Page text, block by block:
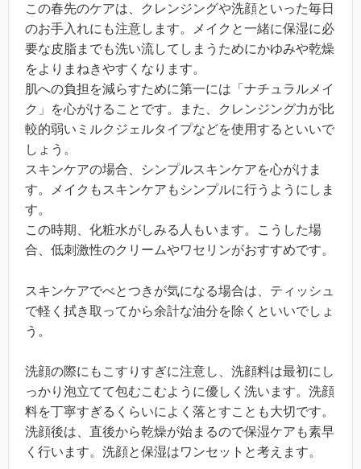
この春先のケアは、クレンジングや洗顔といった毎日
のお手入れにも注意します。メイクと一緒に保湿に必
要な皮脂までも洗い流してしまうためにかゆみや乾燥
をよりまねきやすくなります。
肌への負担を減らすために第一には「ナチュラルメイ
ク」を心がけることです。また、クレンジング力が比
較的弱いミルクジェルタイプなどを使用するといいで
しょう。
スキンケアの場合、シンプルスキンケアを心がけま
す。メイクもスキンケアもシンプルに行うようにしま
す。
この時期、化粧水がしみる人もいます。こうした場
合、低刺激性のクリームやワセリンがおすすめです。
スキンケアでべとつきが気になる場合は、ティッシュ
で軽く拭き取ってから余計な油分を除くといいでしょ
う。
洗顔の際にもこすりすぎに注意し、洗顔料は最初にし
っかり泡立てて包むこむように優しく洗います。洗顔
料を丁寧すぎるくらいによく落とすことも大切です。
洗顔後は、直後から乾燥が始まるので保湿ケアも素早
く行います。洗顔と保湿はワンセットと考えます。